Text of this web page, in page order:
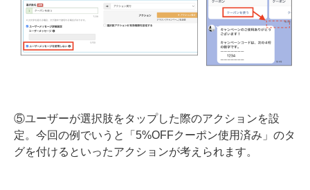
⑤ユーザーが選択肢をタップした際のアクションを設
定。今回の例でいうと「5%OFFクーポン使用済み」のタ
グを付けるといったアクションが考えられます。